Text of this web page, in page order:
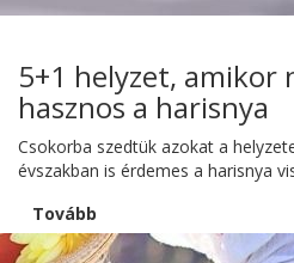
5+1 helyzet, amikor
hasznos a harisnya
Csokorba szedtük azokat a
évszakban is érdemes a harisnya
Tovább